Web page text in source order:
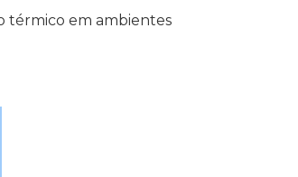
térmico em ambientes